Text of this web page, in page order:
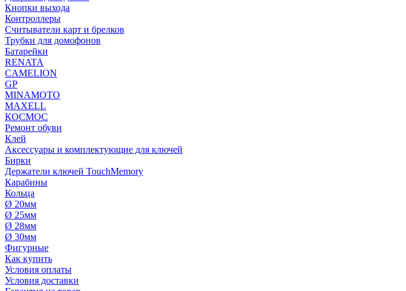
Кнопки выхода
Контроллеры
Считыватели карт и брелков
Трубки для домофонов
Батарейки
RENATA
CAMELION
GP
MINAMOTO
MAXELL
КОСМОС
Ремонт обуви
Клей
Аксессуары и комплектующие для ключей
Бирки
Держатели ключей TouchMemory
Карабины
Кольца
Ø 20мм
Ø 25мм
Ø 28мм
Ø 30мм
Фигурные
Как купить
Условия оплаты
Условия доставки